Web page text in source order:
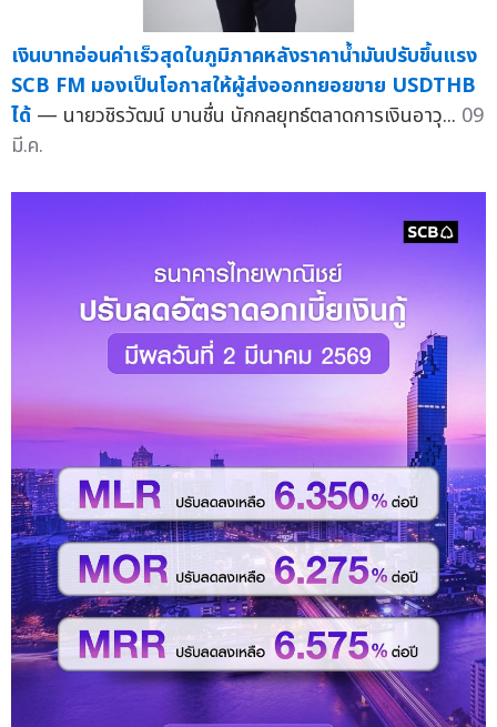
เงินบาทอ่อนค่าเร็วสุดในภูมิภาคหลังราคาน้ำมันปรับขึ้นแรง
SCB FM มองเป็นโอกาสให้ผู้ส่งออกทยอยขาย USDTHB
ได้ — นายวชิรวัฒน์ บานชื่น นักกลยุทธ์ตลาดการเงินอาวุ... 09
มี.ค.